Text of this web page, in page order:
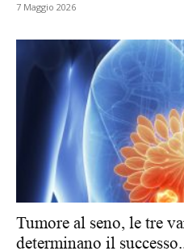
7 Maggio 2026
Tumore al seno, le tre
determinano il